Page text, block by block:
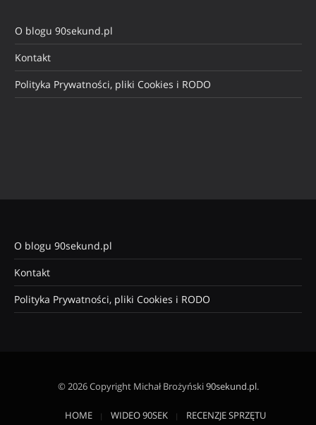
O blogu 90sekund.pl
Kontakt
Polityka Prywatności, pliki Cookies i RODO
O blogu 90sekund.pl
Kontakt
Polityka Prywatności, pliki Cookies i RODO
© 2026 Copyright Michał Brożyński90sekund.pl.
HOME WIDEO 90SEK RECENZJE SPRZĘTU